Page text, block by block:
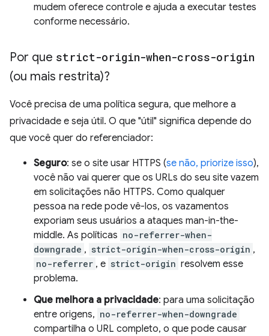
mudem oferece controle e ajuda a executar testes
conforme necessário.
Por que strict-origin-when-cross-origin
(ou mais restrita)?
Você precisa de uma política segura, que melhore a
privacidade e seja útil. O que "útil" significa depende do
que você quer do referenciador:
Seguro: se o site usar HTTPS (se não, priorize isso),
você não vai querer que os URLs do seu site vazem
em solicitações não HTTPS. Como qualquer
pessoa na rede pode vê-los, os vazamentos
exporiam seus usuários a ataques man-in-the-
middle. As políticas no-referrer-when-
downgrade , strict-origin-when-cross-origin ,
no-referrer , e strict-origin resolvem esse
problema.
Que melhora a privacidade: para uma solicitação
entre origens, no-referrer-when-downgrade
compartilha o URL completo, o que pode causar